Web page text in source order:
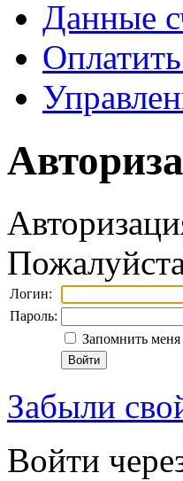
Данные
Логин:
Пароль:
Запомнить
Войти
Забыли
Войти